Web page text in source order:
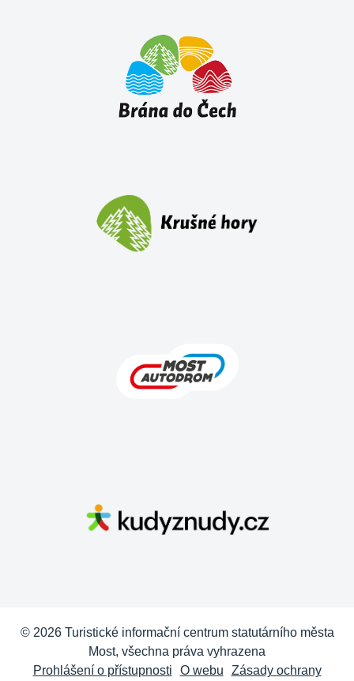
© 2026 Turistické informační centrum statutárního města
Most, všechna práva vyhrazena
Prohlášení o přístupnosti
O webu Zásady ochrany